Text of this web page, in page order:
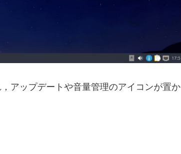
アップデートや音量管理のアイコンが置か